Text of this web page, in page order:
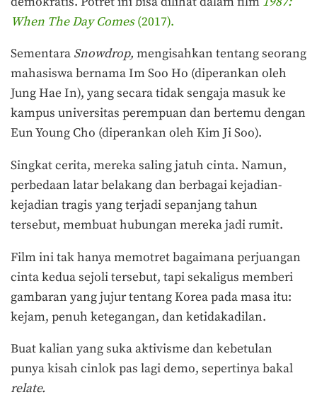
When The Day Comes(2017).
Sementara Snowdrop, mengisahkan tentang seorang
mahasiswa bernama Im Soo Ho (diperankan oleh
Jung Hae In), yang secara tidak sengaja masuk ke
kampus universitas perempuan dan bertemu dengan
Eun Young Cho (diperankan oleh Kim Ji Soo).
Singkat cerita, mereka saling jatuh cinta. Namun,
perbedaan latar belakang dan berbagai kejadian-
kejadian tragis yang terjadi sepanjang tahun
tersebut, membuat hubungan mereka jadi rumit.
Film ini tak hanya memotret bagaimana perjuangan
cinta kedua sejoli tersebut, tapi sekaligus memberi
gambaran yang jujur tentang Korea pada masa itu:
kejam, penuh ketegangan, dan ketidakadilan.
Buat kalian yang suka aktivisme dan kebetulan
punya kisah cinlok pas lagi demo, sepertinya bakal
relate.